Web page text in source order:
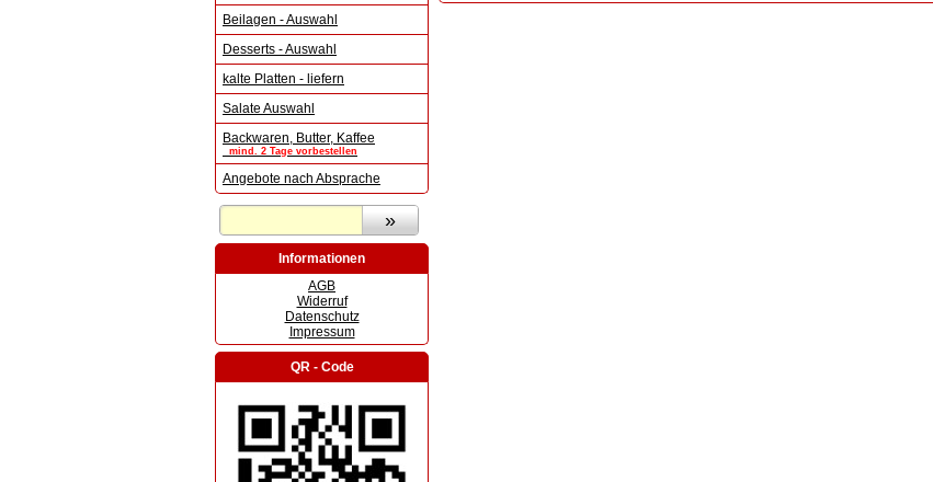
Beilagen - Auswahl
Desserts - Auswahl
kalte Platten - liefern
Salate Auswahl
Backwaren, Butter, Kaffee
mind. 2 Tage vorbestellen
Angebote nach Absprache
Informationen
AGB
Widerruf
Datenschutz
Impressum
QR - Code